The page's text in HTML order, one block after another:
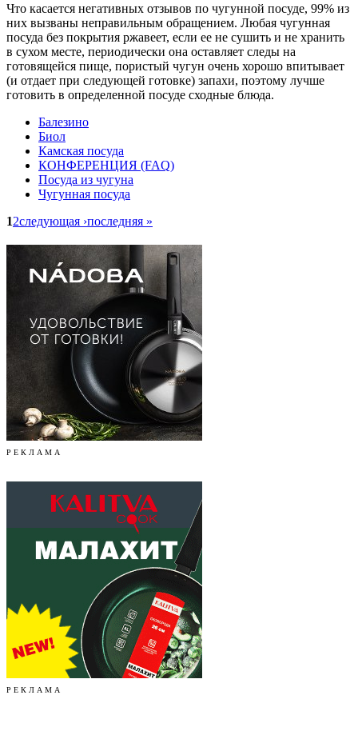
Что касается негативных отзывов по чугунной посуде, 99% из
них вызваны неправильным обращением. Любая чугунная
посуда без покрытия ржавеет, если ее не сушить и не хранить
в сухом месте, периодически она оставляет следы на
готовящейся пище, пористый чугун очень хорошо впитывает
(и отдает при следующей готовке) запахи, поэтому лучше
готовить в определенной посуде сходные блюда.
Балезино
Биол
Камская посуда
КОНФЕРЕНЦИЯ (FAQ)
Посуда из чугуна
Чугунная посуда
12следующая ›последняя »
Р Е К Л А М А
Р Е К Л А М А